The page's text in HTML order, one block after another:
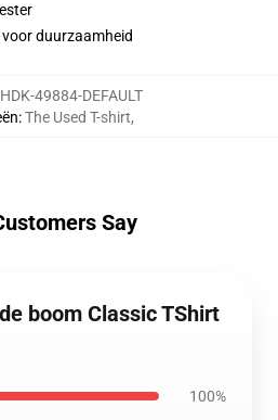
duurzaamheid
49884-DEFAULT
:The Used T-shirt,
Say
boom Classic TShirt
100%